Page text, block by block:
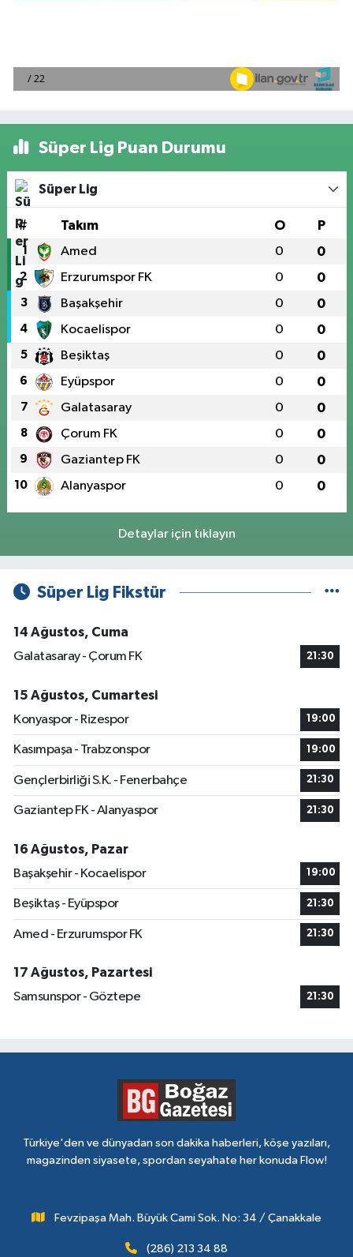
Süper Lig Puan Durumu
Süper Lig
# Takım O P
1 Amed 0 0
2 Erzurumspor FK 0 0
3 Başakşehir 0 0
4 Kocaelispor 0 0
5 Beşiktaş 0 0
6 Eyüpspor 0 0
7 Galatasaray 0 0
8 Çorum FK 0 0
9 Gaziantep FK 0 0
10 Alanyaspor 0 0
Detaylar için tıklayın
Süper Lig Fikstür
14 Ağustos, Cuma
Galatasaray - Çorum FK
21:30
15 Ağustos, Cumartesi
Konyaspor - Rizespor
19:00
Kasımpaşa - Trabzonspor 19:00
Gençlerbirliği S.K. - Fenerbahçe 21:30
Gaziantep FK - Alanyaspor 21:30
16 Ağustos, Pazar
Başakşehir - Kocaelispor
19:00
Beşiktaş - Eyüpspor 21:30
Amed - Erzurumspor FK 21:30
17 Ağustos, Pazartesi
Samsunspor - Göztepe
21:30
Türkiye'den ve dünyadan son dakika haberleri, köşe yazıları,
magazinden siyasete, spordan seyahate her konuda Flow!
Fevzipaşa Mah. Büyük Cami Sok. No: 34 / Çanakkale
(286) 213 34 88